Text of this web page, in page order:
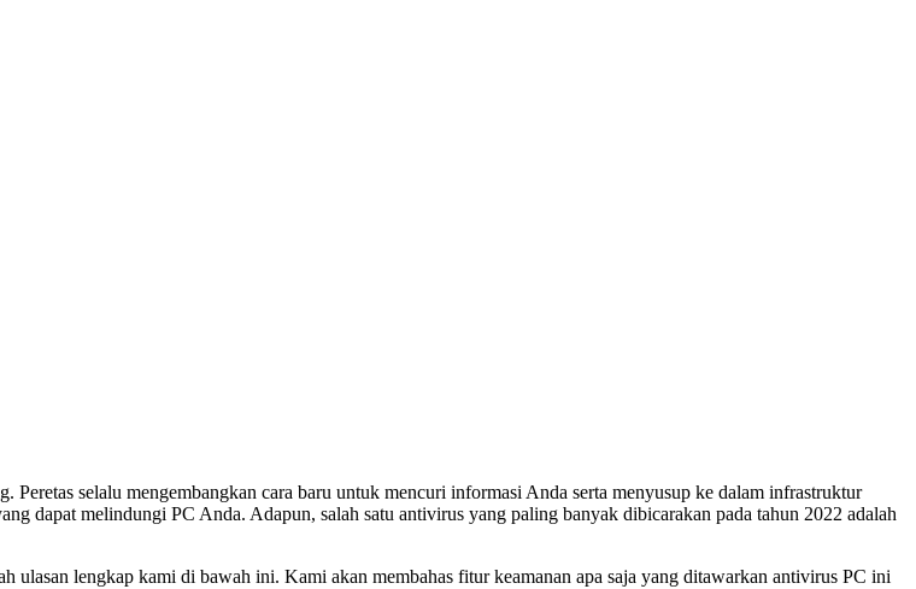
selalu mengembangkan cara baru untuk mencuri informasi Anda serta menyusup ke dalam infrastruktur
dapat melindungi PC Anda. Adapun, salah satu antivirus yang paling banyak dibicarakan pada tahun 2022 adalah
ulasan lengkap kami di bawah ini. Kami akan membahas fitur keamanan apa saja yang ditawarkan antivirus PC ini